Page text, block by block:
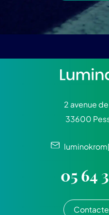
2 avenue
33600
05 64